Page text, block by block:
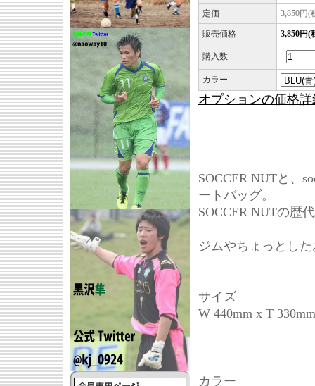
定価 3,850円(
販売価格 3,850円(
購入数
カラー
オプションの価格
SOCCER NUTと、
ートバッグ。
SOCCER NUTの歴
ジムやちょっとし
サイズ
W 440mm x T
カラー